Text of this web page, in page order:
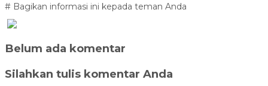
# Bagikan informasi ini kepada teman Anda
Belum ada komentar
Silahkan tulis komentar Anda